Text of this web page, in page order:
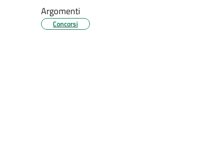
Argomenti
Concorsi